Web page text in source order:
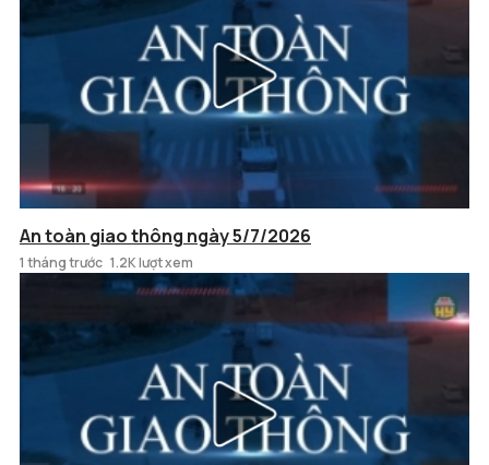
An toàn giao thông ngày 5/7/2026
1 tháng trước 1.2K lượt xem